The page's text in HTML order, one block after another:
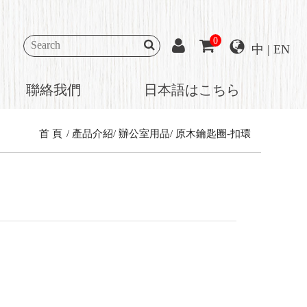
中 | EN
0
聯絡我們 日本語はこちら
首 頁 產品介紹 辦公室用品 原木鑰匙圈-扣環